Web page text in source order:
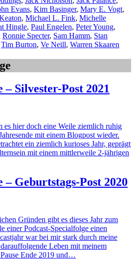
Evans, Kim Basinger, Mary E. Vogt,
, Michael L. Fink, Michelle
Hingle, Paul Engelen, Peter Young,
Ronnie Specter, Sam Hamm, Stan
Tim Burton, Ve Neill, Warren Skaaren
Silvester-Post 2021
es hier doch eine Weile ziemlich ruhig
mit einem Blogpost wieder.
ein ziemlich kurioses Jahr, geprägt
mit einem mittlerweile 2-jährigen
Geburtstags-Post 2020
Gründen gibt es dieses Jahr zum
einer Podcast-Specialfolge einen
war bei mir stark durch meine
Leben mit meinem
Ende 2019 und…